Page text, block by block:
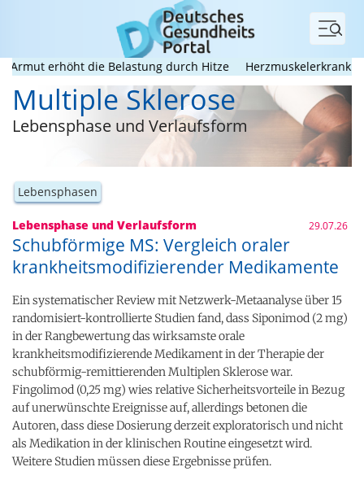
Menü
erhöht die Belastung durch Hitze Herzmuskelerkrankungen
Multiple Sklerose
Lebensphase und Verlaufsform
Lebensphasen
Lebensphase und Verlaufsform 29.07.26
Schubförmige MS: Vergleich oraler
krankheitsmodifizierender Medikamente
Ein systematischer Review mit Netzwerk-Metaanalyse über 15
randomisiert-kontrollierte Studien fand, dass Siponimod (2 mg)
in der Rangbewertung das wirksamste orale
krankheitsmodifizierende Medikament in der Therapie der
schubförmig-remittierenden Multiplen Sklerose war.
Fingolimod (0,25 mg) wies relative Sicherheitsvorteile in Bezug
auf unerwünschte Ereignisse auf, allerdings betonen die
Autoren, dass diese Dosierung derzeit exploratorisch und nicht
als Medikation in der klinischen Routine eingesetzt wird.
Weitere Studien müssen diese Ergebnisse prüfen.